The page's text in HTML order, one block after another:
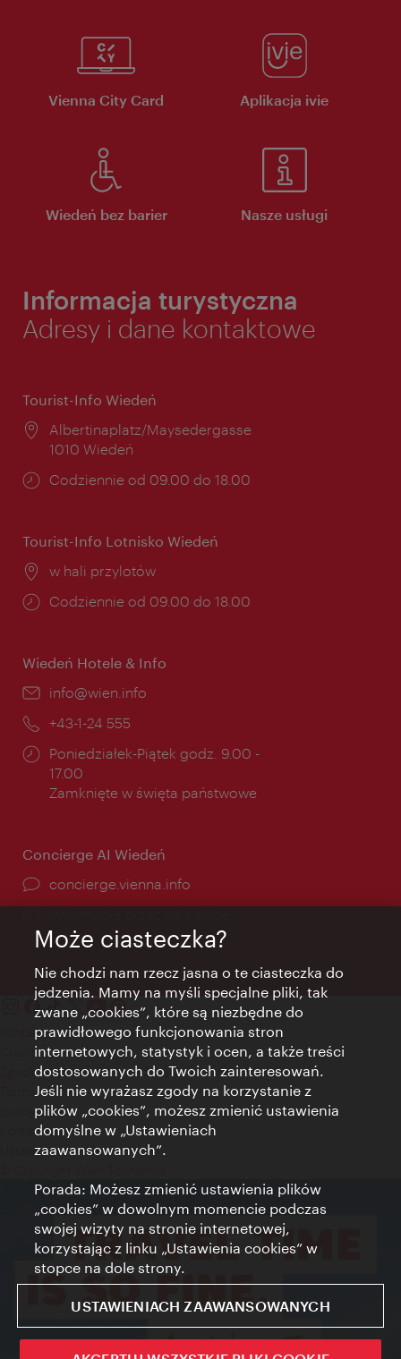
Vienna City Card Aplikacja ivie
Wiedeń bez barier Nasze usługi
Informacja turystyczna
Adresy i dane kontaktowe
Tourist-Info Wiedeń
Miejsce:
Albertinaplatz/Maysedergasse
1010 Wiedeń
Godziny
Codziennie od 09.00 do 18.00
Tourist-Info Lotnisko Wiedeń
Miejsce:
w hali przylotów
Godziny
Codziennie od 09.00 do 18.00
Wiedeń Hotele & Info
E-
info@wien.info
Telefon:
+43-1-24 555
Godziny
otwarcia:
Poniedziałek-Piątek godz. 9.00 -
17.00
Zamknięte w święta państwowe
Concierge AI Wiedeń
concierge.vienna.info
Kontakt
Credits
Zgoda na przetwarzanie danych osobowych
Terms of Use
Dostępność
Kontakt prasowy
Ustawienia cookies
Może ciasteczka?
Nie chodzi nam rzecz jasna o te ciasteczka do
jedzenia. Mamy na myśli specjalne pliki, tak
zwane „cookies”, które są niezbędne do
prawidłowego funkcjonowania stron
internetowych, statystyk i ocen, a także treści
dostosowanych do Twoich zainteresowań.
Jeśli nie wyrażasz zgody na korzystanie z
plików „cookies”, możesz zmienić ustawienia
domyślne w „Ustawieniach
zaawansowanych”.
Porada: Możesz zmienić ustawienia plików
„cookies” w dowolnym momencie podczas
swojej wizyty na stronie internetowej,
korzystając z linku „Ustawienia cookies” w
stopce na dole strony.
USTAWIENIACH ZAAWANSOWANYCH